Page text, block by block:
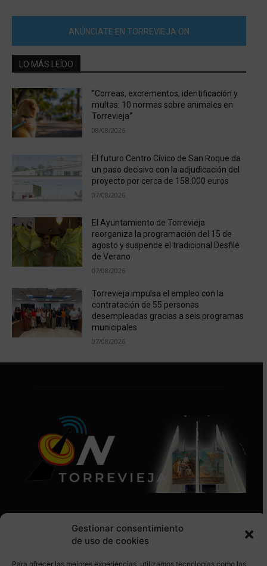
Gestionar consentimiento
de uso de cookies
Para ofrecer las mejores experiencias, utilizamos tecnologías como las
ANÚNCIATE EN TORREVIEJA ON
LO MÁS LEÍDO
“Correas, excrementos, identificación y
multas: 10 normas sobre animales en
Torrevieja”
08/08/2026
El futuro Centro Cívico de San Roque da
un paso decisivo con la adjudicación del
proyecto por cerca de 158.000 euros
07/08/2026
El Ayuntamiento de Torrevieja
reorganiza la programación del 15 de
agosto y suspende el tradicional Desfile
de Verano
07/08/2026
Torrevieja impulsa el empleo con la
contratación de 55 personas
desempleadas gracias a seis programas
municipales
07/08/2026